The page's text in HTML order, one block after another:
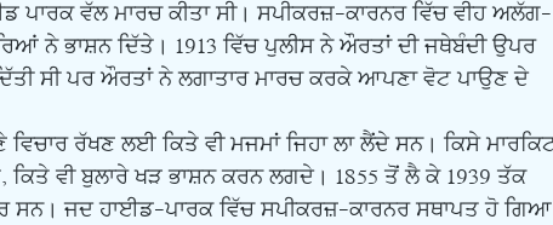
ਪਾਰਕ ਵੱਲ ਮਾਰਚ ਕੀਤਾ ਸੀ। ਸਪੀਕਰਜ਼-ਕਾਰਨਰ ਵਿੱਚ ਵੀਹ ਅਲੱਗ-
ਨੇ ਭਾਸ਼ਨ ਦਿੱਤੇ। 1913 ਵਿੱਚ ਪੁਲੀਸ ਨੇ ਔਰਤਾਂ ਦੀ ਜਥੇਬੰਦੀ ਉਪਰ
ਸੀ ਪਰ ਔਰਤਾਂ ਨੇ ਲਗਾਤਾਰ ਮਾਰਚ ਕਰਕੇ ਆਪਣਾ ਵੋਟ ਪਾਉਣ ਦੇ
ਕਿਤੇ ਵੀ ਬੁਲਾਰੇ ਖੜ ਭਾਸ਼ਨ ਕਰਨ ਲਗਦੇ। 1855 ਤੋਂ ਲੈ ਕੇ 1939 ਤੱਕ
ਸਨ। ਜਦ ਹਾਈਡ-ਪਾਰਕ ਵਿੱਚ ਸਪੀਕਰਜ਼-ਕਾਰਨਰ ਸਥਾਪਤ ਹੋ ਗਿਆ